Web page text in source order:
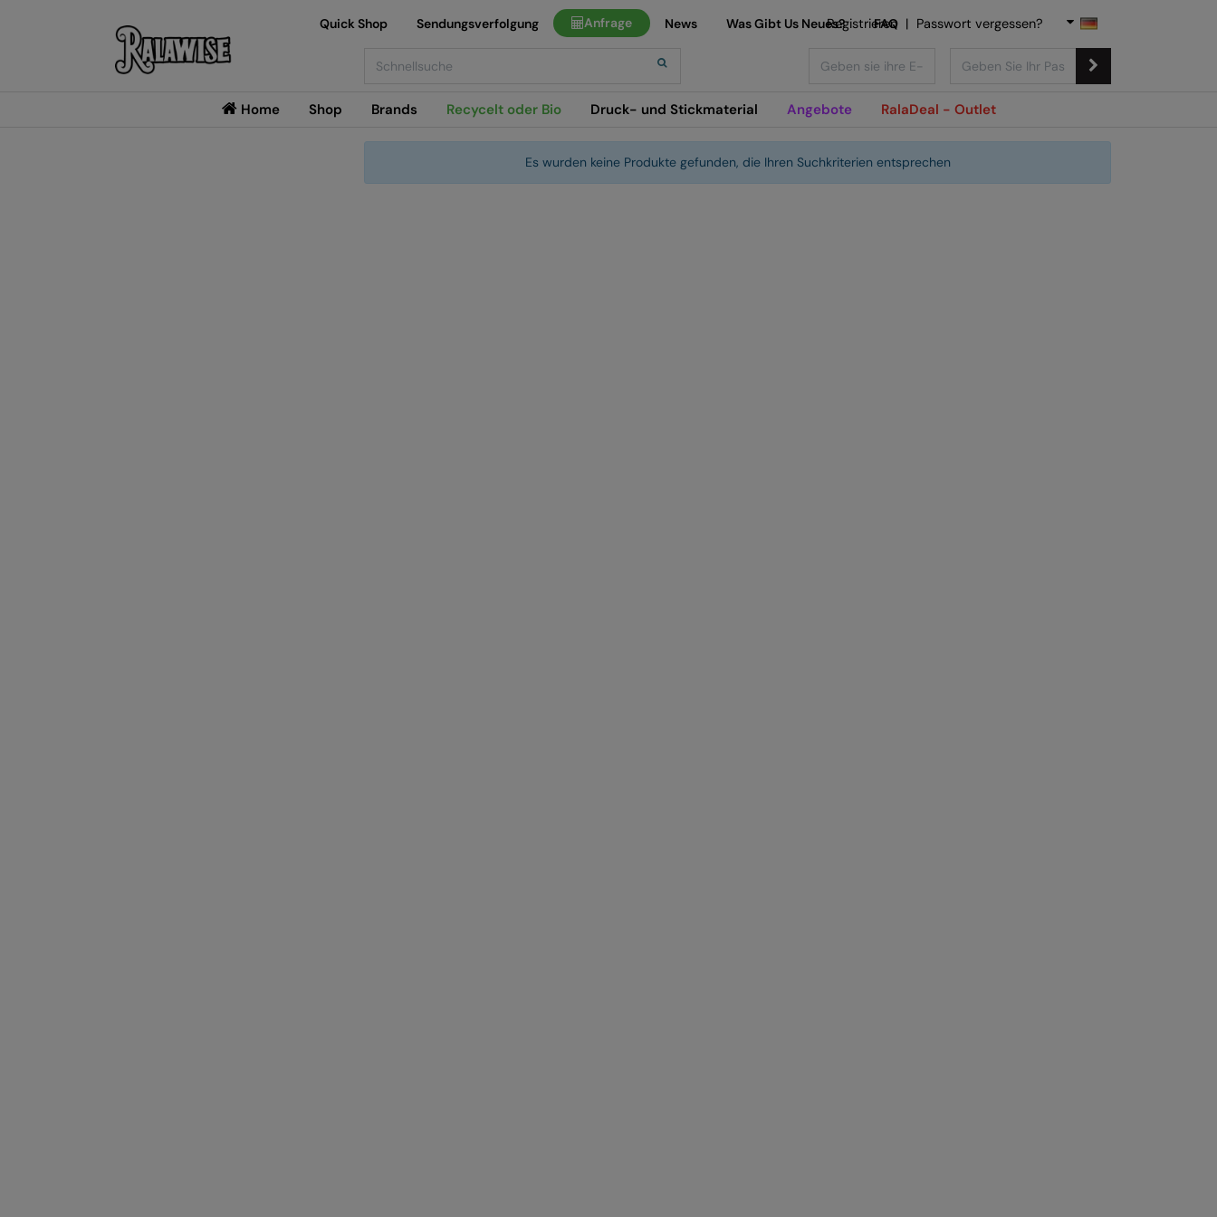
Home Shop Brands Recycelt oder Bio Druck- und Stickmaterial Angebote RalaDeal - Outlet
Quick Shop Sendungsverfolgung Anfrage News Was Gibt Us Neues? FAQ
Registrieren | Passwort vergessen?
Es wurden keine Produkte gefunden, die Ihren Suchkriterien entsprechen